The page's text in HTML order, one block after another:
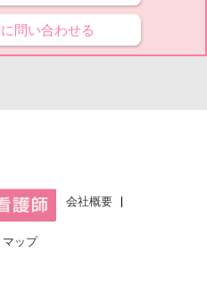
問い合わせる
会社概要
マップ